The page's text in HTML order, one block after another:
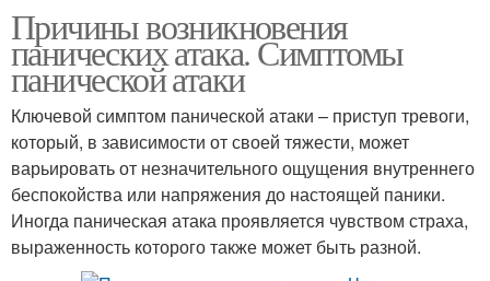
Причины возникновения
панических атака. Симптомы
панической атаки
Ключевой симптом панической атаки – приступ тревоги,
который, в зависимости от своей тяжести, может
варьировать от незначительного ощущения внутреннего
беспокойства или напряжения до настоящей паники.
Иногда паническая атака проявляется чувством страха,
выраженность которого также может быть разной.